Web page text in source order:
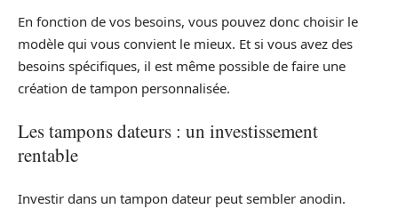
En fonction de vos besoins, vous pouvez donc choisir le
modèle qui vous convient le mieux. Et si vous avez des
besoins spécifiques, il est même possible de faire une
création de tampon personnalisée.
Les tampons dateurs : un investissement
rentable
Investir dans un tampon dateur peut sembler anodin.